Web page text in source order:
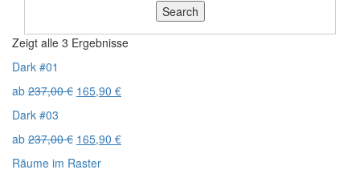
Zeigt alle 3 Ergebnisse
Dark #01
ab 237,00€ 165,90 €
Dark #03
ab 237,00€ 165,90 €
Räume im Raster